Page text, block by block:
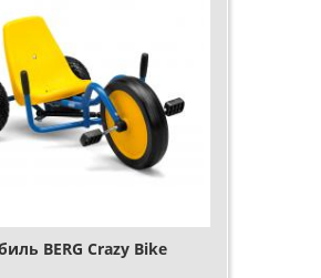
BERG Crazy Bike